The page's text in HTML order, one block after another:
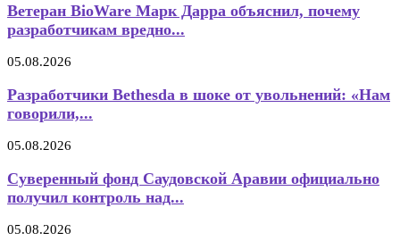
Ветеран BioWare Марк Дарра объяснил, почему
разработчикам вредно...
05.08.2026
Разработчики Bethesda в шоке от увольнений: «Нам
говорили,...
05.08.2026
Суверенный фонд Саудовской Аравии официально
получил контроль над...
05.08.2026